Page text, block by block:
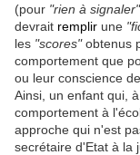
(pour "rien à signaler"
devrait remplir une
les "scores"obtenus
comportement que
ou leur conscience
Ainsi, un enfant qui,
comportement à
approche qui n'est
secrétaire d'Etat à la